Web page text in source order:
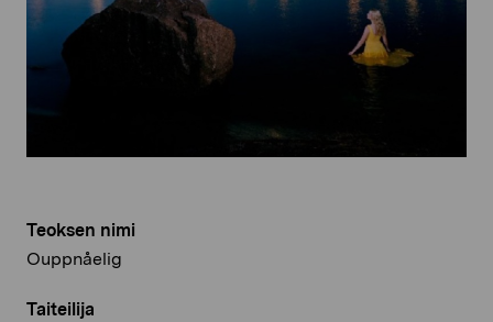
Teoksen nimi
Ouppnåelig
Taiteilija